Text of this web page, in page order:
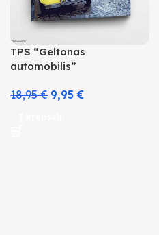
TPS “Geltonas
automobilis”
18,95€ 9,95€